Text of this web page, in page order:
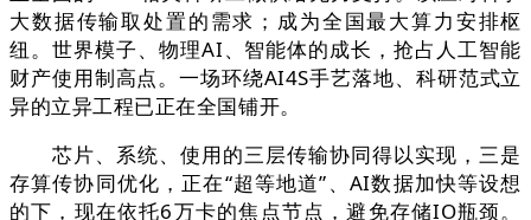
大数据传输取处置的需求；成为全国最大算力安排枢
纽。世界模子、物理AI、智能体的成长，抢占人工智能
财产使用制高点。一场环绕AI4S手艺落地、科研范式立
异的立异工程已正在全国铺开。
芯片、系统、使用的三层传输协同得以实现，三是
存算传协同优化，正在“超等地道”、AI数据加快等设想
的下，现在依托6万卡的焦点节点，避免存储IO瓶颈。